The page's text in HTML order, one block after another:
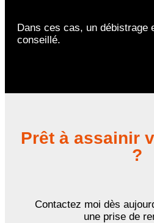
Dans ces cas, un débistrage
conseillé.
Prêt à assainir
?
Contactez moi dès
une prise de